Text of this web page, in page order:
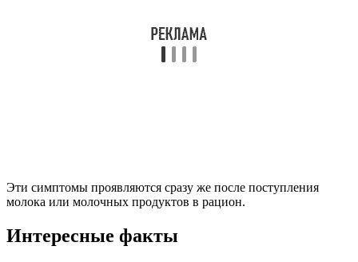
Эти симптомы проявляются сразу же после поступления
молока или молочных продуктов в рацион.
Интересные факты